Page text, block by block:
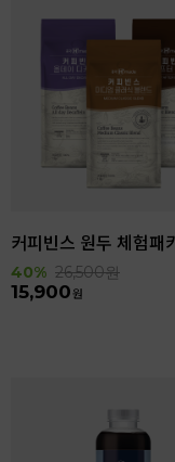
40% 26,500원
15,900원